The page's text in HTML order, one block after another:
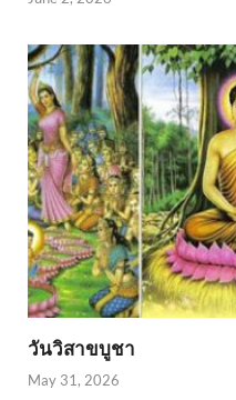
วันวิสาขบูชา
May 31, 2026